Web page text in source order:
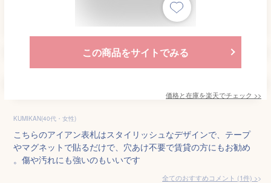
この商品をサイトでみる
価格と在庫を楽天でチェック >>
KUMIKAN(40代・女性)
こちらのアイアン表札はスタイリッシュなデザインで、テープ
やマグネットで貼るだけで、穴あけ不要で賃貸の方にもお勧め
。傷や汚れにも強いのもいいです
全てのおすすめコメント (1件) >